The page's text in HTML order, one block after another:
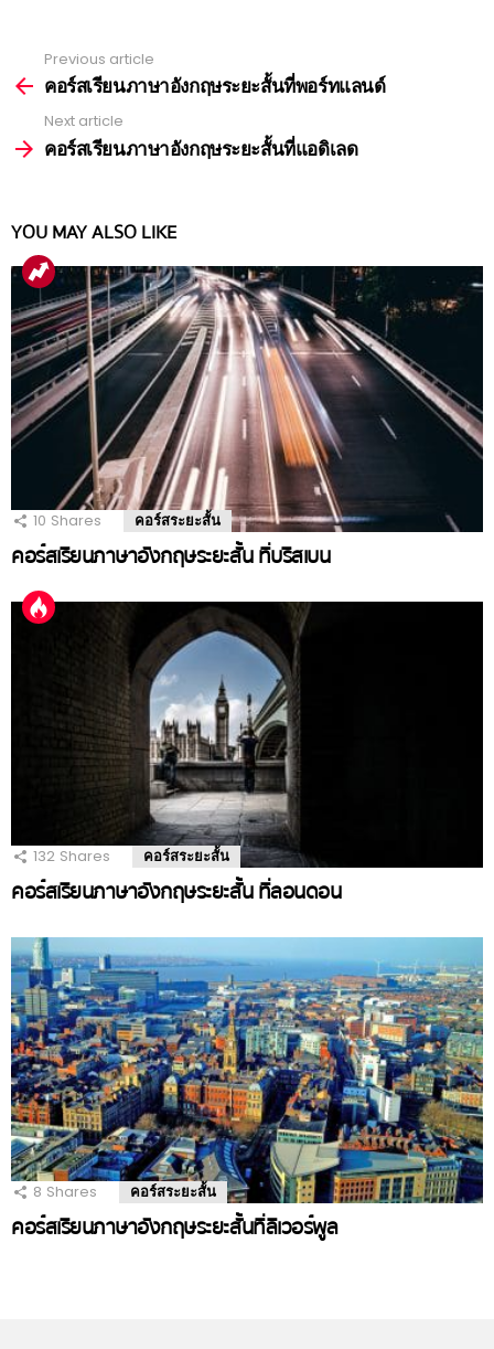
more
Previous article
คอร์สเรียนภาษาอังกฤษระยะสั้นที่พอร์ทแลนด์
Next article
คอร์สเรียนภาษาอังกฤษระยะสั้นที่แอดิเลด
YOU MAY ALSO LIKE
10 Shares คอร์สระยะสั้น
คอร์สเรียนภาษาอังกฤษระยะสั้น ที่บริสเบน
132 Shares คอร์สระยะสั้น
คอร์สเรียนภาษาอังกฤษระยะสั้น ที่ลอนดอน
8 Shares คอร์สระยะสั้น
คอร์สเรียนภาษาอังกฤษระยะสั้นที่ลิเวอร์พูล